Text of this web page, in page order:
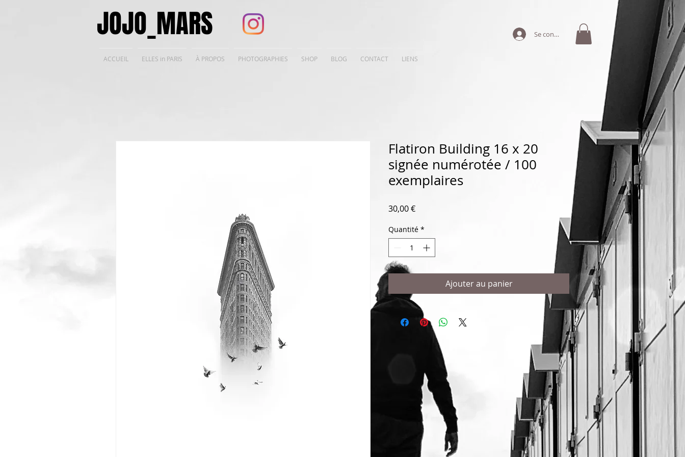
JOJO_MARS
ACCUEIL ELLES in PARIS À PROPOS PHOTOGRAPHIES SHOP BLOG CONTACT LIENS
Se connecter
Flatiron Building 16 x 20
signée numérotée / 100
exemplaires
30,00 €Prix
Quantité *
Ajouter au panier